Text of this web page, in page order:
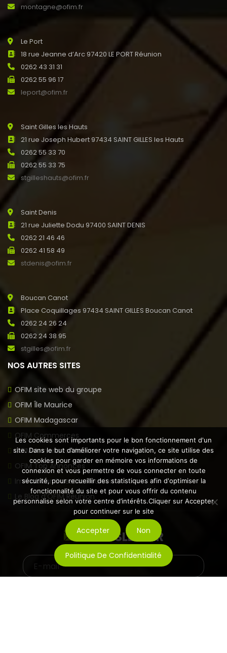
montagne@ofim.fr
Le Port
18 rue Jeanne d’Arc 97420 LE PORT Réunion
0262 43 31 31
0262 55 96 17
leport@ofim.fr
Saint Gilles les Hauts
21 rue Joseph Hubert 97434 SAINT GILLES les Hauts
0262 55 33 70
0262 55 33 75
stgilleshauts@ofim.fr
Saint Denis
21 rue Juliette Dodu 97400 SAINT DENIS
0262 21 46 46
0262 41 58 49
stdenis@ofim.fr
Boucan Canot
Place Coquillages 97434 SAINT GILLES Boucan Canot
0262 24 26 24
0262 24 38 95
stgilles@ofim.fr
NOS AUTRES SITES
OFIM site web du groupe
OFIM Île Maurice
OFIM Madagascar
OFIM Commerces
OFIM Annonces Vidéos
OFIM Top Annonces
Immobilier Ouest la Réunion
Le Blog d’OFIM Réunion
NEWSLETTER
Les cookies sont importants pour le bon fonctionnement d'un
site. Dans le but d’améliorer votre navigation, ce site utilise des
cookies pour garder en mémoire vos informations de
connexion et vous permettre de vous connecter en toute
sécurité, pour recueillir des statistiques afin d'optimiser la
fonctionnalité du site et pour vous offrir du contenu
personnalise selon votre centre d’intérêts.Cliquer sur Accepter
pour continuer sur le site
Accepter Non
Politique De Confidentialité